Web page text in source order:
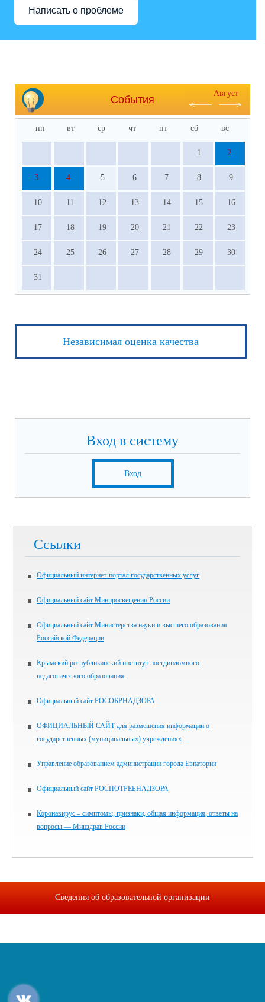
Написать о проблеме
События
Август
пн вт ср чт пт сб вс
1 2
3 4 5 6 7 8 9
10 11 12 13 14 15 16
17 18 19 20 21 22 23
24 25 26 27 28 29 30
31
Независимая оценка качества
Вход в систему
Вход
Ссылки
Официальный интернет-портал государственных услуг
Официальный сайт Минпросвещения России
Официальный сайт Министерства науки и высшего образования
Российской Федерации
Крымский республиканский институт постдипломного
педагогического образования
Официальный сайт РОСОБРНАДЗОРА
ОФИЦИАЛЬНЫЙ САЙТ для размещения информации о
государственных (муниципальных) учреждениях
Управление образованием администрации города Евпатории
Официальный сайт РОСПОТРЕБНАДЗОРА
Коронавирус – симптомы, признаки, общая информация, ответы на
вопросы — Минздрав России
Сведения об образовательной организации